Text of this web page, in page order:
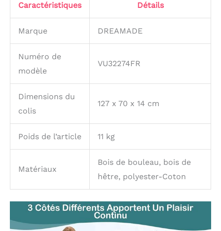
Caractéristiques Détails
Marque DREAMADE
Numéro de
modèle
VU32274FR
Dimensions du
colis
127 x 70 x 14 cm
Poids de l’article 11 kg
Matériaux
Bois de bouleau, bois de
hêtre, polyester-Coton